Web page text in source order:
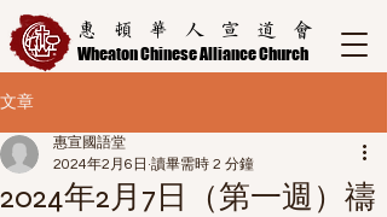
惠頓華人宣道會
Wheaton Chinese Alliance Church
文章
2024年2月7日（第一週）禱
惠宣國語堂
2024年2月6日 讀畢需時 2 分鐘